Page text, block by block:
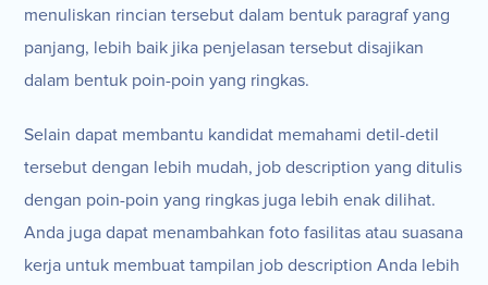
menuliskan rincian tersebut dalam bentuk paragraf yang
panjang, lebih baik jika penjelasan tersebut disajikan
dalam bentuk poin-poin yang ringkas.
Selain dapat membantu kandidat memahami detil-detil
tersebut dengan lebih mudah, job description yang ditulis
dengan poin-poin yang ringkas juga lebih enak dilihat.
Anda juga dapat menambahkan foto fasilitas atau suasana
kerja untuk membuat tampilan job description Anda lebih